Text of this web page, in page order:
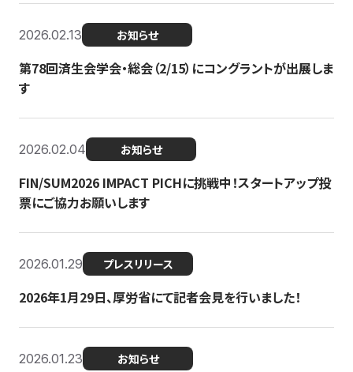
2026.02.13 お知らせ
第78回済生会学会・総会（2/15）にコングラントが出展しま
す
2026.02.04 お知らせ
FIN/SUM2026 IMPACT PICHに挑戦中！スタートアップ投
票にご協力お願いします
2026.01.29 プレスリリース
2026年1月29日、厚労省にて記者会見を行いました！
2026.01.23 お知らせ